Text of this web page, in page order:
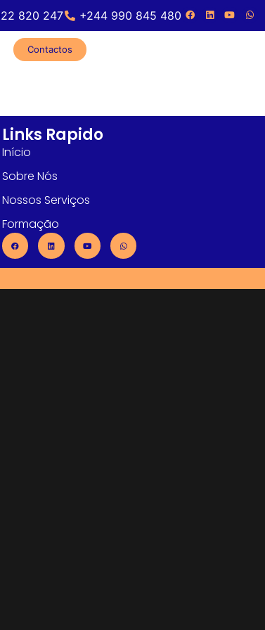
820 247 +244 990 845 480
Contactos
Links Rapido
Início
Sobre Nós
Nossos Serviços
Formação